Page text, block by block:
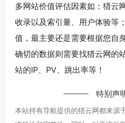
多网站价值评估因素如：猎云
收录以及索引量、用户体验等
值，最主要还是需要根据您自
确切的数据则需要找猎云网的
站的IP、PV、跳出率等！
特别声
本站持有导航提供的猎云网都来源